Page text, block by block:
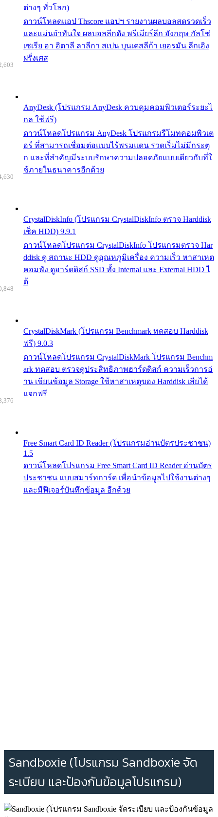
ต่างๆ ทั่วโลก)
ดาวน์โหลดแอป Thscore แอปฯ รายงานผลบอลสดรวดเร็ว
และแม่นยำทันใจ ผลบอลลีกดัง พรีเมียร์ลีก อังกฤษ กัลโช่
เซเรีย อา อิตาลี ลาลีกา สเปน บุนเดสลีก้า เยอรมัน ลีกเอิง
ฝรั่งเศส
AnyDesk (โปรแกรม AnyDesk ควบคุมคอมพิวเตอร์ระยะไ
กล ใช้ฟรี)
ดาวน์โหลดโปรแกรม AnyDesk โปรแกรมรีโมทคอมพิวเต
อร์ ที่สามารถเชื่อมต่อแบบไร้พรมแดน รวดเร็มไม่มีกระตุ
ก และที่สำคัญมีระบบรักษาความปลอดภัยแบบเดียวกับที่ใ
ช้ภายในธนาคารอีกด้วย
CrystalDiskInfo (โปรแกรม CrystalDiskInfo ตรวจ Harddisk
เช็ค HDD) 9.9.1
ดาวน์โหลดโปรแกรม CrystalDiskInfo โปรแกรมตรวจ Har
ddisk ดู สถานะ HDD ดูอุณหภูมิเครื่อง ความเร็ว หาสาเหต
คอมพัง ดูฮาร์ดดิสก์ SSD ทั้ง Internal และ External HDD ไ
ด้
CrystalDiskMark (โปรแกรม Benchmark ทดสอบ Harddisk
ฟรี) 9.0.3
ดาวน์โหลดโปรแกรม CrystalDiskMark โปรแกรม Benchm
ark ทดสอบ ตรวจดูประสิทธิภาพฮาร์ดดิสก์ ความเร็วการอ่
าน เขียนข้อมูล Storage ใช้หาสาเหตุของ Harddisk เสียได้
แจกฟรี
Free Smart Card ID Reader (โปรแกรมอ่านบัตรประชาชน)
1.5
ดาวน์โหลดโปรแกรม Free Smart Card ID Reader อ่านบัตร
ประชาชน แบบสมาร์ทการ์ด เพื่อนำข้อมูลไปใช้งานต่างๆ
และมีฟีเจอร์บันทึกข้อมูล อีกด้วย
Sandboxie (โปรแกรม Sandboxie จัด
ระเบียบ และป้องกันข้อมูลโปรแกรม)